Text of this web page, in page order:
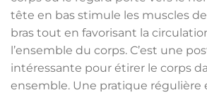
tête en bas stimule les muscles
bras tout en favorisant la
l’ensemble du corps. C’est une
intéressante pour étirer le corps
ensemble. Une pratique régulière